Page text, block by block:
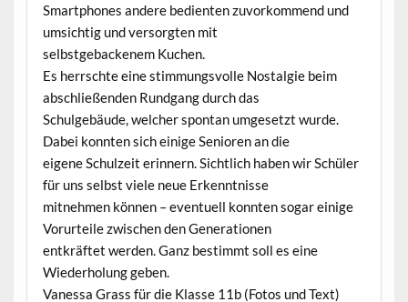
Smartphones andere bedienten zuvorkommend und
umsichtig und versorgten mit
selbstgebackenem Kuchen.
Es herrschte eine stimmungsvolle Nostalgie beim
abschließenden Rundgang durch das
Schulgebäude, welcher spontan umgesetzt wurde.
Dabei konnten sich einige Senioren an die
eigene Schulzeit erinnern. Sichtlich haben wir Schüler
für uns selbst viele neue Erkenntnisse
mitnehmen können – eventuell konnten sogar einige
Vorurteile zwischen den Generationen
entkräftet werden. Ganz bestimmt soll es eine
Wiederholung geben.
Vanessa Grass für die Klasse 11b (Fotos und Text)